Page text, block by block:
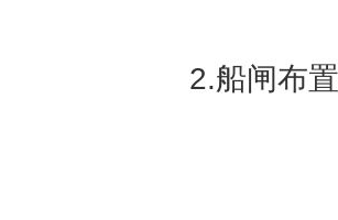
2.船闸布